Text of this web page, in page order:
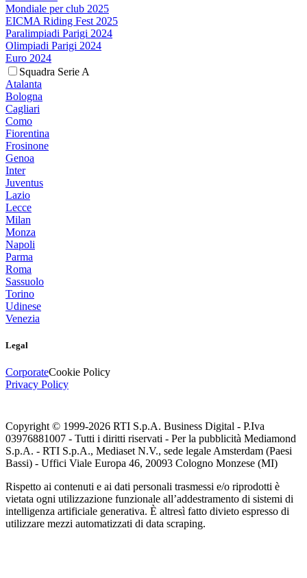
Mondiale per club 2025
EICMA Riding Fest 2025
Paralimpiadi Parigi 2024
Olimpiadi Parigi 2024
Euro 2024
Squadra Serie A
Atalanta
Bologna
Cagliari
Como
Fiorentina
Frosinone
Genoa
Inter
Juventus
Lazio
Lecce
Milan
Monza
Napoli
Parma
Roma
Sassuolo
Torino
Udinese
Venezia
Legal
CorporateCookie Policy
Privacy Policy
Copyright © 1999-2026 RTI S.p.A. Business Digital - P.Iva
03976881007 - Tutti i diritti riservati - Per la pubblicità Mediamond
S.p.A. - RTI S.p.A., Mediaset N.V., sede legale Amsterdam (Paesi
Bassi) - Uffici Viale Europa 46, 20093 Cologno Monzese (MI)
Rispetto ai contenuti e ai dati personali trasmessi e/o riprodotti è
vietata ogni utilizzazione funzionale all’addestramento di sistemi di
intelligenza artificiale generativa. È altresì fatto divieto espresso di
utilizzare mezzi automatizzati di data scraping.